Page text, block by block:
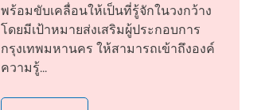
พร้อมขับเคลื่อนให้เป็นที่รู้จักในวงกว้าง
โดยมีเป้าหมายส่งเสริมผู้ประกอบการ
กรุงเทพมหานคร ให้สามารถเข้าถึงองค์
ความรู้...